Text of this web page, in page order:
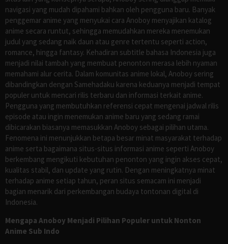
navigasi yang mudah dipahami bahkan oleh pengguna baru. Banyak
penggemar anime yang menyukai cara Anoboy menyajikan katalog
anime secara runtut, sehingga memudahkan mereka menemukan
judul yang sedang naik daun atau genre tertentu seperti action,
romance, hingga fantasy. Kehadiran subtitle bahasa Indonesia juga
menjadi nilai tambah yang membuat penonton merasa lebih nyaman
memahami alur cerita. Dalam komunitas anime lokal, Anoboy sering
dibandingkan dengan Samehadaku karena keduanya menjadi tempat
populer untuk mencari rilis terbaru dan informasi terkait anime.
Pengguna yang membutuhkan referensi cepat mengenai jadwal rilis
episode atau ingin menemukan anime baru yang sedang ramai
dibicarakan biasanya memasukkan Anoboy sebagai pilihan utama.
Fenomena ini menunjukkan betapa besar minat masyarakat terhadap
anime serta bagaimana situs-situs informasi anime seperti Anoboy
berkembang mengikuti kebutuhan penonton yang ingin akses cepat,
kualitas stabil, dan update yang rutin. Dengan meningkatnya minat
terhadap anime setiap tahun, peran situs semacam ini menjadi
bagian menarik dari perkembangan budaya tontonan digital di
Indonesia.
Mengapa Anoboy Menjadi Pilihan Populer untuk Nonton
Anime Sub Indo